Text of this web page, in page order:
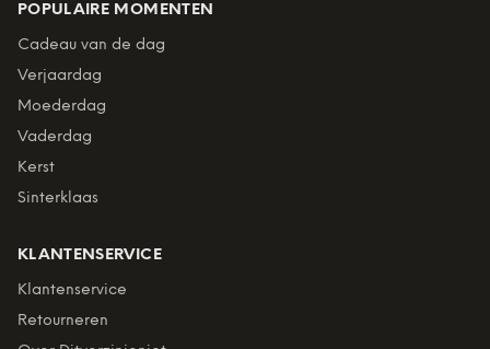
POPULAIRE MOMENTEN
Cadeau van de dag
Verjaardag
Moederdag
Vaderdag
Kerst
Sinterklaas
KLANTENSERVICE
Klantenservice
Retourneren